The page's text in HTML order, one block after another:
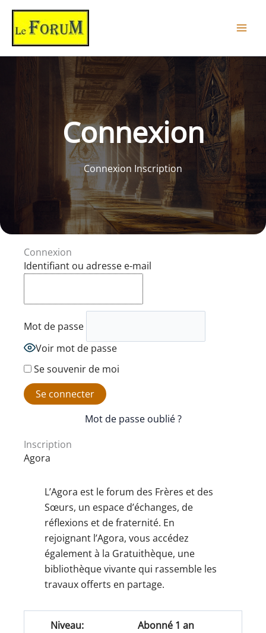
Aller
contenu
Connexion
Connexion Inscription
Connexion
Identifiant ou adresse e-mail
Mot de passe
Voir mot de passe
Se souvenir de moi
Mot de passe oublié ?
Inscription
Agora
L’Agora est le forum des Frères et des
Sœurs, un espace d’échanges, de
réflexions et de fraternité. En
rejoignant l’Agora, vous accédez
également à la Gratuithèque, une
bibliothèque vivante qui rassemble les
travaux offerts en partage.
Abonné 1 an